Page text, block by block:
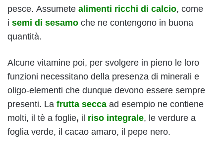
pesce. Assumete alimenti ricchi di calcio, come
i semi di sesamo che ne contengono in buona
quantità.
Alcune vitamine poi, per svolgere in pieno le loro
funzioni necessitano della presenza di minerali e
oligo-elementi che dunque devono essere sempre
presenti. La frutta secca ad esempio ne contiene
molti, il tè a foglie, il riso integrale, le verdure a
foglia verde, il cacao amaro, il pepe nero.